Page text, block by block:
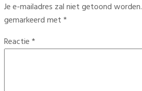
Je e-mailadres zal niet getoond worden.
gemarkeerd met*
Reactie*